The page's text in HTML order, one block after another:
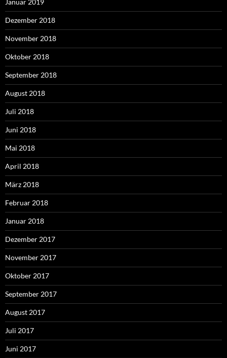
Januar 2019
Dezember 2018
November 2018
Oktober 2018
September 2018
August 2018
Juli 2018
Juni 2018
Mai 2018
April 2018
März 2018
Februar 2018
Januar 2018
Dezember 2017
November 2017
Oktober 2017
September 2017
August 2017
Juli 2017
Juni 2017